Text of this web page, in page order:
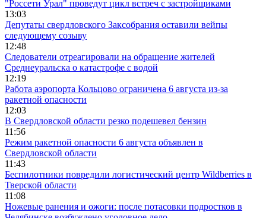
"Россети Урал" проведут цикл встреч с застройщиками
13:03
Депутаты свердловского Заксобрания оставили вейпы
следующему созыву
12:48
Следователи отреагировали на обращение жителей
Среднеуральска о катастрофе с водой
12:19
Работа аэропорта Кольцово ограничена 6 августа из-за
ракетной опасности
12:03
В Свердловской области резко подешевел бензин
11:56
Режим ракетной опасности 6 августа объявлен в
Свердловской области
11:43
Беспилотники повредили логистический центр Wildberries в
Тверской области
11:08
Ножевые ранения и ожоги: после потасовки подростков в